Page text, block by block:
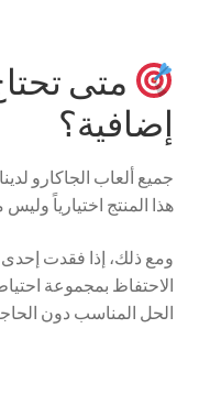
متى
إضافية؟
جميع ألعاب الجاكارو
هذا المنتج اختيارياً
ومع ذلك، إذا فقدت
الاحتفاظ بمجموعة
الحل المناسب دون